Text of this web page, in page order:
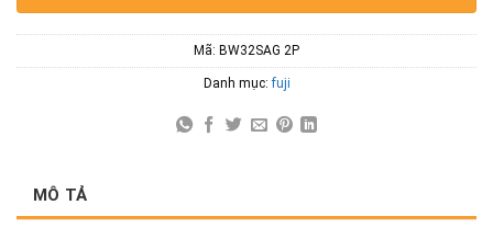
Mã: BW32SAG 2P
Danh mục:fuji
MÔ TẢ